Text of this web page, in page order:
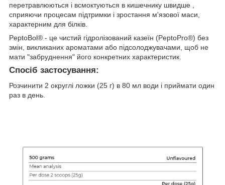
перетравлюються і всмоктуються в кишечнику швидше ,
сприяючи процесам підтримки і зростання м'язової маси,
характерним для білків.
PeptoBol® - це чистий гідролізований казеїн (PeptoPro®) без
змін, викликаних ароматами або підсолоджувачами, щоб не
мати "забруднення" його конкретних характеристик.
Спосіб застосування:
Розчинити 2 округлі ложки (25 г) в 80 мл води і приймати один
раз в день.